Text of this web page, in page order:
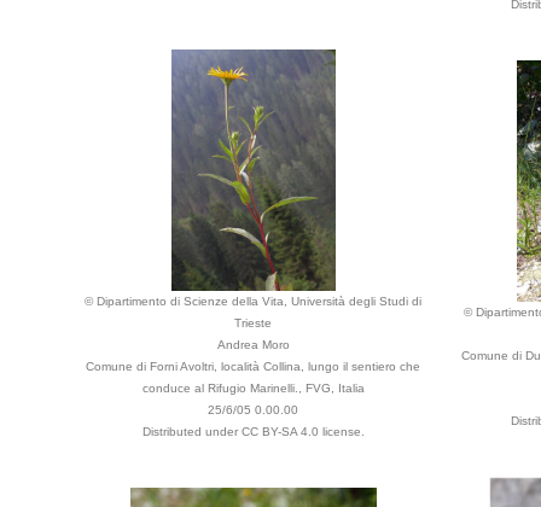
© Dipartimento di Scienze della Vita, Università degli Studi di
Trieste
Andrea Moro
Comune di Forni Avoltri, località Collina, lungo il sentiero che
conduce al Rifugio Marinelli., FVG, Italia
25/6/05 0.00.00
Distributed under CC BY-SA 4.0 license.
©
Comune di